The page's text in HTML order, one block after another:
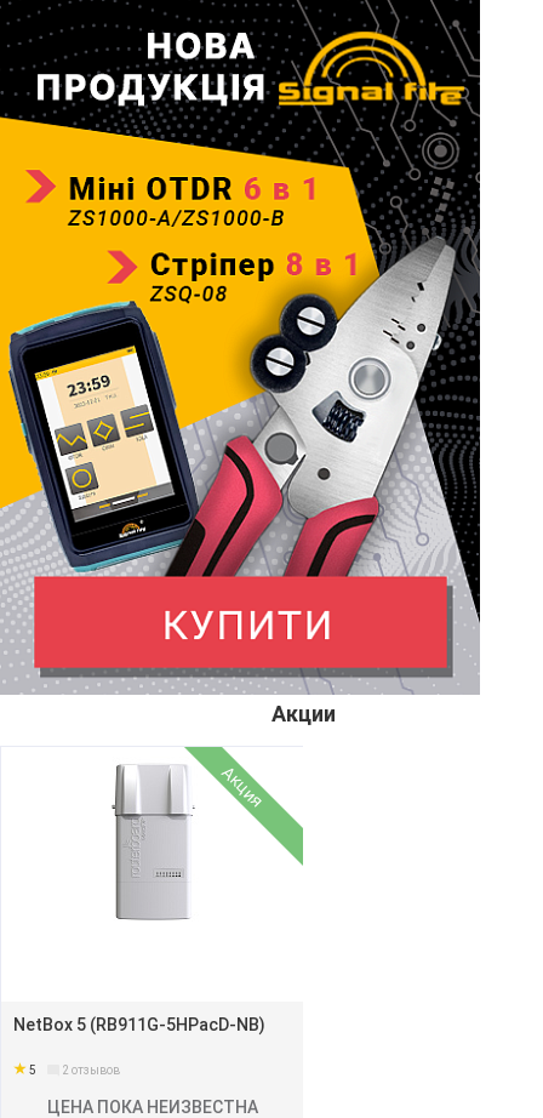
Акции
Акция
NetBox 5 (RB911G-5HPacD-NB)
5 2 отзывов
ЦЕНА ПОКА НЕИЗВЕСТНА